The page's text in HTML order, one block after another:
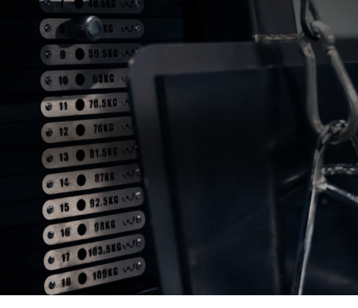
JANI LAMMIA
NINA KALINA
RIKU RAJALA
KATJA KAILA